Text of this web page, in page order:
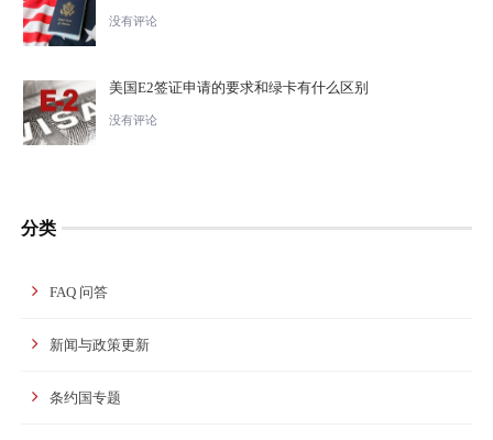
没有评论
美国E2签证申请的要求和绿卡有什么区别
没有评论
分类
FAQ 问答
新闻与政策更新
条约国专题